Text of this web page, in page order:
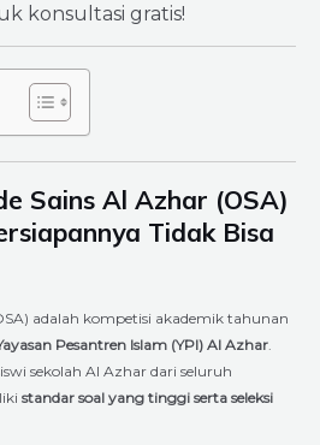
konsultasi gratis!
Sains Al Azhar (OSA)
Tidak Bisa
adalah kompetisi akademik tahunan
Pesantren Islam (YPI) Al Azhar
sekolah Al Azhar dari seluruh
standar soal yang tinggi serta seleksi